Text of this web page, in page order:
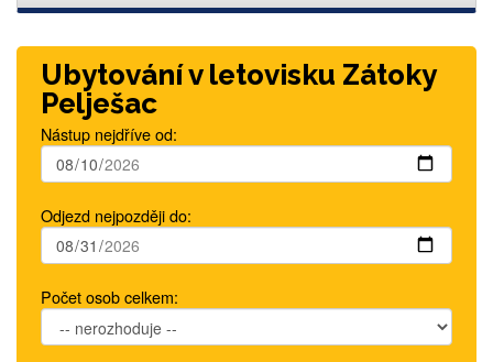
Ubytování v letovisku Zátoky
Pelješac
Nástup nejdříve od:
Odjezd nejpozději do:
Počet osob celkem: